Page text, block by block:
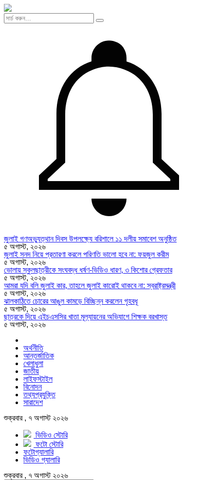
জুলাই গণঅভ্যুত্থান দিবস উপলক্ষ্যে বরিশালে ১১ দলীয় সমাবেশ অনুষ্ঠিত
৫ অগাস্ট, ২০২৬
জুলাই সনদ নিয়ে প্রতারণা করলে পরিণতি ভালো হবে না: ফয়জুল করীম
৫ অগাস্ট, ২০২৬
ভোলায় স্কুলছাত্রীকে সংঘবদ্ধ ধর্ষণ-ভিডিও ধারণ, ৩ কিশোর গ্রেফতার
৫ অগাস্ট, ২০২৬
আমরা যদি বলি জুলাই কার, তাহলে জুলাই কারোই থাকবে না: স্বরাষ্ট্রমন্ত্রী
৫ অগাস্ট, ২০২৬
ঝালকাঠিতে চোরের আঙুল কামড়ে বিচ্ছিন্ন করলেন গৃহবধূ
৫ অগাস্ট, ২০২৬
ছাত্রকে দিয়ে এইচএসসির খাতা মূল্যায়নের অভিযাগে শিক্ষক বরখাস্ত
৫ অগাস্ট, ২০২৬
অর্থনীতি
আন্তর্জাতিক
খেলাধুলা
জাতীয়
লাইফস্টাইল
বিনোদন
তথ্যপ্রযুক্তি
সারাদেশ
শুক্রবার , ৭ অগাস্ট ২০২৬
ভিডিও স্টোরি
ফটো স্টোরি
ফটোগ্যালারি
ভিডিও গ্যালারি
শুক্রবার , ৭ অগাস্ট ২০২৬